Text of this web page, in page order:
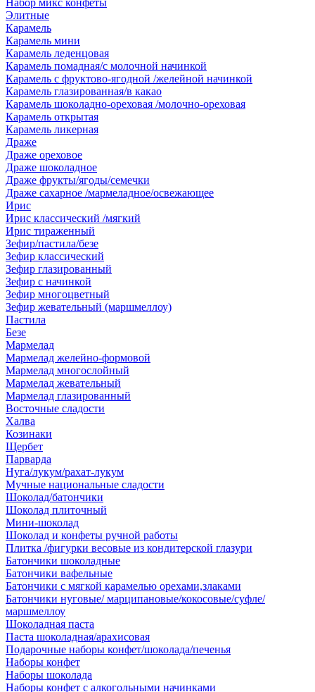
Набор микс конфеты
Элитные
Карамель
Карамель мини
Карамель леденцовая
Карамель помадная/с молочной начинкой
Карамель с фруктово-ягодной /желейной начинкой
Карамель глазированная/в какао
Карамель шоколадно-ореховая /молочно-ореховая
Карамель открытая
Карамель ликерная
Драже
Драже ореховое
Драже шоколадное
Драже фрукты/ягоды/семечки
Драже сахарное /мармеладное/освежающее
Ирис
Ирис классический /мягкий
Ирис тираженный
Зефир/пастила/безе
Зефир классический
Зефир глазированный
Зефир с начинкой
Зефир многоцветный
Зефир жевательный (маршмеллоу)
Пастила
Безе
Мармелад
Мармелад желейно-формовой
Мармелад многослойный
Мармелад жевательный
Мармелад глазированный
Восточные сладости
Халва
Козинаки
Щербет
Парварда
Нуга/лукум/рахат-лукум
Мучные национальные сладости
Шоколад/батончики
Шоколад плиточный
Мини-шоколад
Шоколад и конфеты ручной работы
Плитка /фигурки весовые из кондитерской глазури
Батончики шоколадные
Батончики вафельные
Батончики с мягкой карамелью орехами,злаками
Батончики нуговые/ марципановые/кокосовые/суфле/
маршмеллоу
Шоколадная паста
Паста шоколадная/арахисовая
Подарочные наборы конфет/шоколада/печенья
Наборы конфет
Наборы шоколада
Наборы конфет с алкогольными начинками